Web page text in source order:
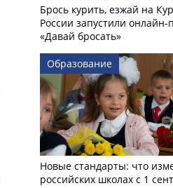
Брось курить, езжай на
России запустили
«Давай бросать»
Образование
Новые стандарты: что
российских школах с 1